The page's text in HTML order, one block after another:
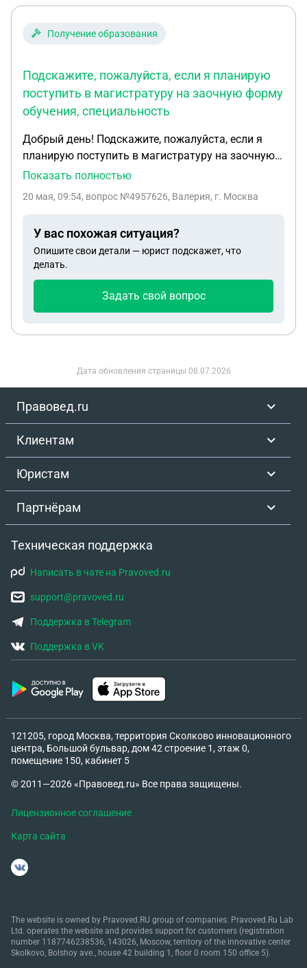
Получение образования
Подскажите, пожалуйста, если я планирую
поступить в магистратуру на заочную форму
обучения, специальность
Добрый день! Подскажите, пожалуйста, если я
планирую поступить в магистратуру на заочную
форму обучения, специальность «экономика»,
«химическая технология», имею ли я право на
получать впервые, вуз имею аккредитацию
Показать полностью
20 мая, 09:54, вопрос №4957626, Валерия, г. Москва
У вас похожая ситуация?
Опишите свои детали — юрист подскажет, что
делать.
Задать свой вопрос
Дата обновления страницы 08.07.2026
Правовед.ru
Клиентам
Юристам
Партнёрам
Техническая поддержка
Написать в чате на Pravoved.ru
support@pravoved.ru
Поддержка в Telegram
Поддержка в VK
121205, город Москва, территория Сколково инновационного
центра, Большой бульвар, дом 42 строение 1, этаж 0,
помещение 150, кабинет 5
© 2011—2026 «Правовед.ru» Все права защищены.
Лицензионное соглашение
Карта сайта
The website is owned by Pravoved.RU group of companies. Pravoved.Ru Lab
Ltd. operates the website and provides support for customers (registration
number 1187746238536, 143026, Moscow, territory of the innovative center
Skolkovo, Bolshoy ave., house 42 building 1, floor 0 room 150 office 5).